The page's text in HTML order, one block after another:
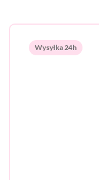
Wysyłka 24h